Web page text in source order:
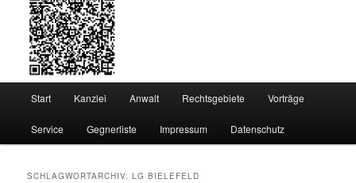
Start Kanzlei Anwalt Rechtsgebiete Vorträge
Service Gegnerliste Impressum Datenschutz
SCHLAGWORTARCHIV:LG BIELEFELD